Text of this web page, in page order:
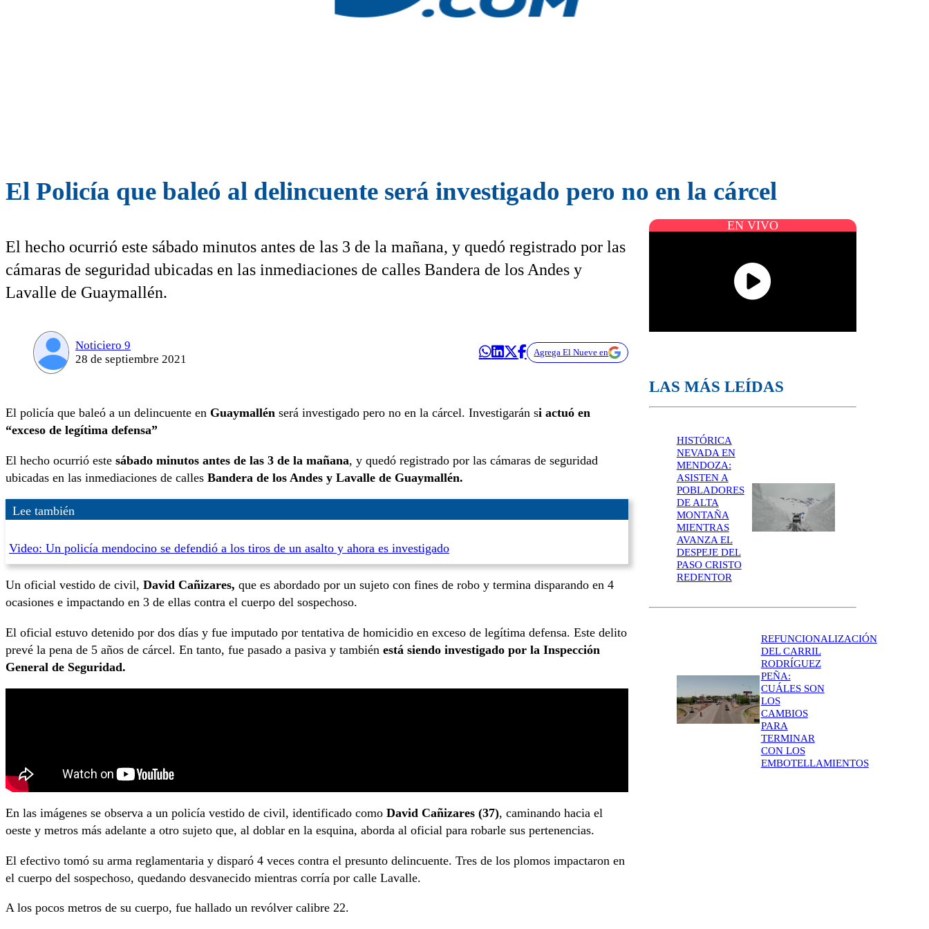
El Policía que baleó al delincuente será investigado pero no en la cárcel
El hecho ocurrió este sábado minutos antes de las 3 de la mañana, y quedó registrado por las
cámaras de seguridad ubicadas en las inmediaciones de calles Bandera de los Andes y
Lavalle de Guaymallén.
Noticiero 9
28 de septiembre 2021
Agrega El Nueve en
El policía que baleó a un delincuente en Guaymallén será investigado pero no en la cárcel. Investigarán si actuó en
“exceso de legítima defensa”
El hecho ocurrió este sábado minutos antes de las 3 de la mañana, y quedó registrado por las cámaras de seguridad
ubicadas en las inmediaciones de calles Bandera de los Andes y Lavalle de Guaymallén.
Lee también
Video: Un policía mendocino se defendió a los tiros de un asalto y ahora es investigado
Un oficial vestido de civil, David Cañizares, que es abordado por un sujeto con fines de robo y termina disparando en 4
ocasiones e impactando en 3 de ellas contra el cuerpo del sospechoso.
El oficial estuvo detenido por dos días y fue imputado por tentativa de homicidio en exceso de legítima defensa. Este delito
prevé la pena de 5 años de cárcel. En tanto, fue pasado a pasiva y también está siendo investigado por la Inspección
General de Seguridad.
En las imágenes se observa a un policía vestido de civil, identificado como David Cañizares (37), caminando hacia el
oeste y metros más adelante a otro sujeto que, al doblar en la esquina, aborda al oficial para robarle sus pertenencias.
El efectivo tomó su arma reglamentaria y disparó 4 veces contra el presunto delincuente. Tres de los plomos impactaron en
el cuerpo del sospechoso, quedando desvanecido mientras corría por calle Lavalle.
A los pocos metros de su cuerpo, fue hallado un revólver calibre 22.
EN VIVO
LAS MÁS LEÍDAS
HISTÓRICA
NEVADA EN
MENDOZA:
ASISTEN A
POBLADORES
DE ALTA
MONTAÑA
MIENTRAS
AVANZA EL
DESPEJE DEL
PASO CRISTO
REDENTOR
REFUNCIONALIZACIÓN
DEL CARRIL
RODRÍGUEZ
PEÑA:
CUÁLES SON
LOS
CAMBIOS
PARA
TERMINAR
CON LOS
EMBOTELLAMIENTOS